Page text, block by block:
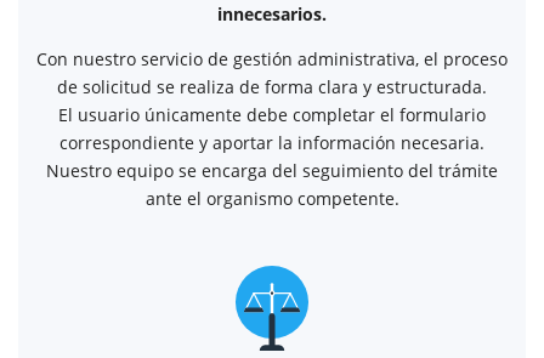
innecesarios.
Con nuestro servicio de gestión administrativa, el proceso
de solicitud se realiza de forma clara y estructurada.
El usuario únicamente debe completar el formulario
correspondiente y aportar la información necesaria.
Nuestro equipo se encarga del seguimiento del trámite
ante el organismo competente.